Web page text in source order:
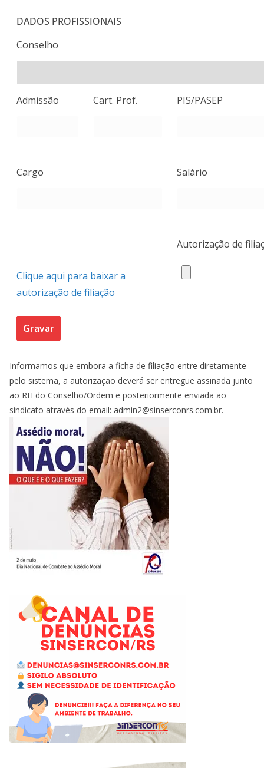
DADOS PROFISSIONAIS
Conselho
Admissão Cart. Prof. PIS/PASEP
Cargo Salário
Autorização de
Clique aqui para baixar a
autorização de filiação
Gravar
Informamos que embora a ficha de filiação entre diretamente
pelo sistema, a autorização deverá ser entregue assinada junto
ao RH do Conselho/Ordem e posteriormente enviada ao
sindicato através do email: admin2@sinserconrs.com.br.